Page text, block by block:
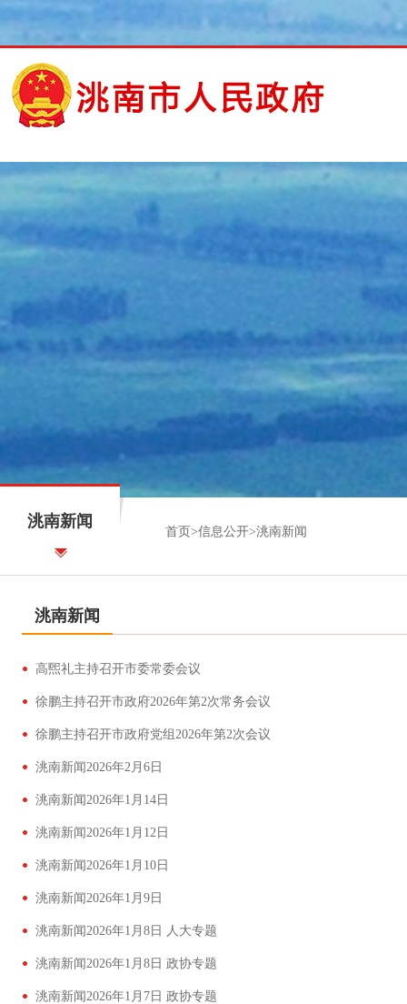
洮南新闻
首页 >信息公开>洮南新闻
洮南新闻
高煕礼主持召开市委常委会议
徐鹏主持召开市政府2026年第2次常务会议
徐鹏主持召开市政府党组2026年第2次会议
洮南新闻2026年2月6日
洮南新闻2026年1月14日
洮南新闻2026年1月12日
洮南新闻2026年1月10日
洮南新闻2026年1月9日
洮南新闻2026年1月8日 人大专题
洮南新闻2026年1月8日 政协专题
洮南新闻2026年1月7日 政协专题